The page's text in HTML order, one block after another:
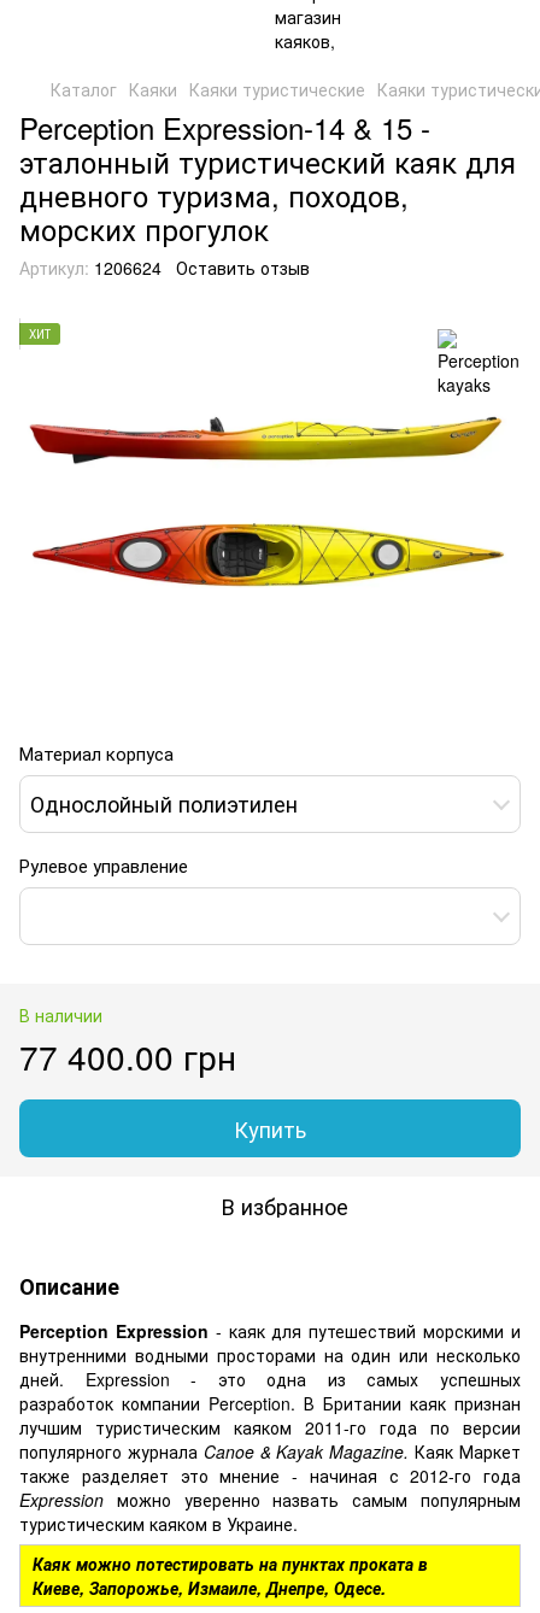
Каталог Каяки Каяки туристические Каяки
Perception Expression-14 & 15 -
эталонный туристический каяк для
дневного туризма, походов,
морских прогулок
Артикул: 1206624 Оставить отзыв
ХИТ
Материал корпуса
Однослойный полиэтилен
Рулевое управление
В наличии
77 400.00 грн
Купить
В избранное
Описание
Perception Expression - каяк для путешествий морскими и
внутренними водными просторами на один или несколько
дней. Expression - это одна из самых успешных
разработок компании Perception. В Британии каяк признан
лучшим туристическим каяком 2011-го года по версии
популярного журнала Canoe & Kayak Magazine.Каяк Маркет
также разделяет это мнение - начиная с 2012-го года
Expression можно уверенно назвать самым популярным
туристическим каяком в Украине.
Каяк можно потестировать на пунктах проката в
Киеве, Запорожье, Измаиле, Днепре, Одесе.